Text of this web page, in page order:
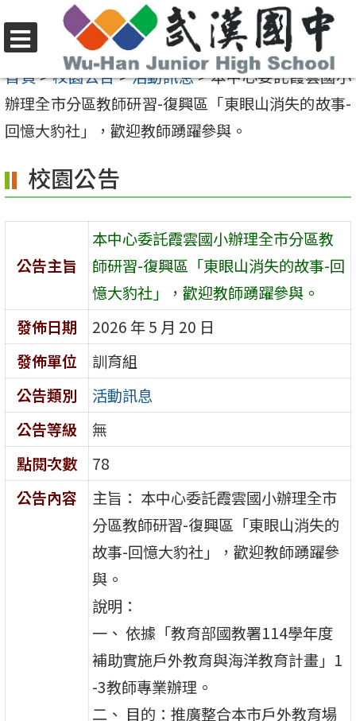
至
要
內
區
選
單
首頁>校園公告>活動訊息>本中心委託霞雲國小
辦理全市分區教師研習-復興區「東眼山消失的故事-
回憶大豹社」，歡迎教師踴躍參與。
校園公告
公告主旨
本中心委託霞雲國小辦理全市分區教
師研習-復興區「東眼山消失的故事-回
憶大豹社」，歡迎教師踴躍參與。
發佈日期
2026 年 5 月 20 日
發佈單位
訓育組
公告類別
活動訊息
公告等級
無
點閱次數
78
公告內容
主旨： 本中心委託霞雲國小辦理全市
分區教師研習-復興區「東眼山消失的
故事-回憶大豹社」，歡迎教師踴躍參
與。
說明：
一、 依據「教育部國教署114學年度
補助實施戶外教育與海洋教育計畫」1
-3教師專業辦理。
二、 目的：推廣整合本市戶外教育場